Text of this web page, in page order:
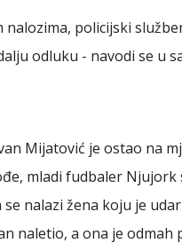
policijski
odluku - navodi se u
Mijatović je ostao na
mladi fudbaler Njujork
nalazi žena koju je
naletio, a ona je